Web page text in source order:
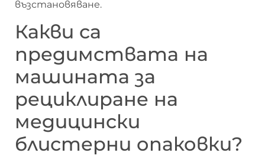
възстановяване.
Какви са
предимствата на
машината за
рециклиране на
медицински
блистерни опаковки?